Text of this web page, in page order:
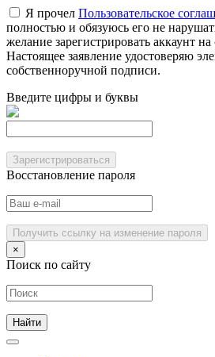
Я прочел Пользовательское
полностью и обязуюсь его не
желание зарегистрировать аккаунт
Настоящее заявление удостоверяю
собственноручной подписи.
Введите цифры и буквы
Зарегистрироваться
Восстановление пароля
Получить ссылку на изменение пароля
×
Поиск по сайту